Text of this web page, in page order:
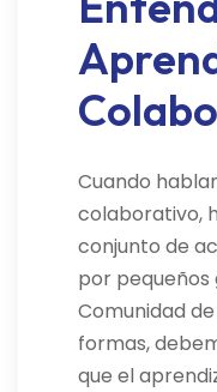
Cuando
colaborativo,
conjunto de
por pequeños
Comunidad
formas,
que el